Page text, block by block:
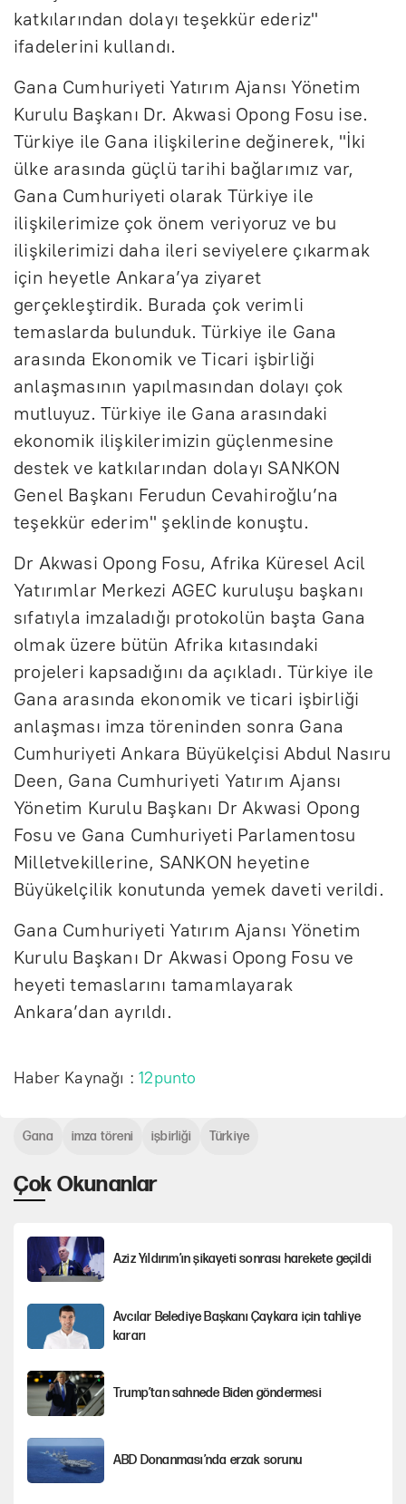
katkılarından dolayı teşekkür ederiz"
ifadelerini kullandı.
Gana Cumhuriyeti Yatırım Ajansı Yönetim
Kurulu Başkanı Dr. Akwasi Opong Fosu ise.
Türkiye ile Gana ilişkilerine değinerek, "İki
ülke arasında güçlü tarihi bağlarımız var,
Gana Cumhuriyeti olarak Türkiye ile
ilişkilerimize çok önem veriyoruz ve bu
ilişkilerimizi daha ileri seviyelere çıkarmak
için heyetle Ankara’ya ziyaret
gerçekleştirdik. Burada çok verimli
temaslarda bulunduk. Türkiye ile Gana
arasında Ekonomik ve Ticari işbirliği
anlaşmasının yapılmasından dolayı çok
mutluyuz. Türkiye ile Gana arasındaki
ekonomik ilişkilerimizin güçlenmesine
destek ve katkılarından dolayı SANKON
Genel Başkanı Ferudun Cevahiroğlu’na
teşekkür ederim" şeklinde konuştu.
Dr Akwasi Opong Fosu, Afrika Küresel Acil
Yatırımlar Merkezi AGEC kuruluşu başkanı
sıfatıyla imzaladığı protokolün başta Gana
olmak üzere bütün Afrika kıtasındaki
projeleri kapsadığını da açıkladı. Türkiye ile
Gana arasında ekonomik ve ticari işbirliği
anlaşması imza töreninden sonra Gana
Cumhuriyeti Ankara Büyükelçisi Abdul Nasıru
Deen, Gana Cumhuriyeti Yatırım Ajansı
Yönetim Kurulu Başkanı Dr Akwasi Opong
Fosu ve Gana Cumhuriyeti Parlamentosu
Milletvekillerine, SANKON heyetine
Büyükelçilik konutunda yemek daveti verildi.
Gana Cumhuriyeti Yatırım Ajansı Yönetim
Kurulu Başkanı Dr Akwasi Opong Fosu ve
heyeti temaslarını tamamlayarak
Ankara’dan ayrıldı.
Haber Kaynağı :12punto
Çok Okunanlar
Aziz Yıldırım’ın şikayeti sonrası harekete geçildi
Avcılar Belediye Başkanı Çaykara için tahliye
kararı
Trump’tan sahnede Biden göndermesi
ABD Donanması’nda erzak sorunu
Gana imza töreni işbirliği Türkiye